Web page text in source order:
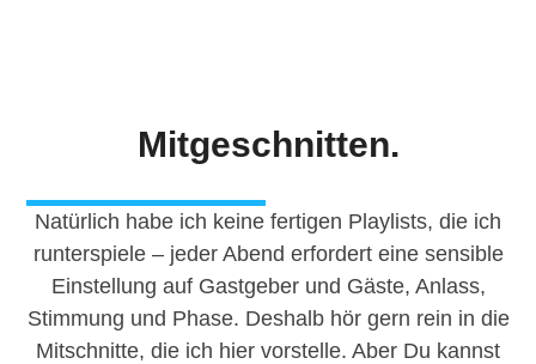
Mitgeschnitten.
Natürlich habe ich keine fertigen Playlists, die ich
runterspiele – jeder Abend erfordert eine sensible
Einstellung auf Gastgeber und Gäste, Anlass,
Stimmung und Phase. Deshalb hör gern rein in die
Mitschnitte, die ich hier vorstelle. Aber Du kannst